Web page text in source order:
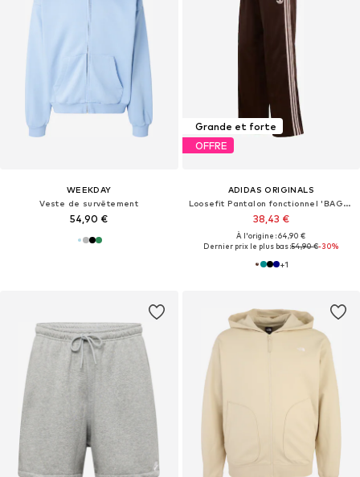
WEEKDAY
Veste de survêtement
54,90 €
Grande et forte
OFFRE
ADIDAS ORIGINALS
Loosefit Pantalon fonctionnel 'BAGGY TRACK'
38,43 €
À l'origine : 64,90 €
Dernier prix le plus bas :54,90 €-30%
+1